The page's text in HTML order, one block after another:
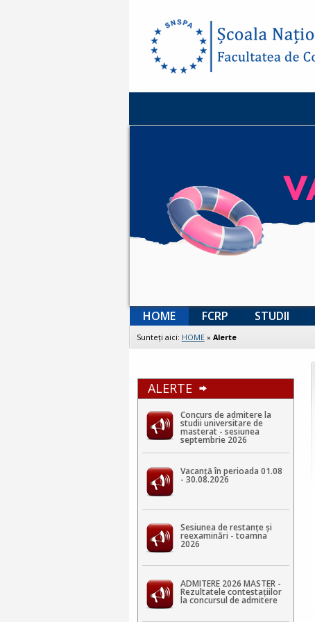
HOME FCRP STUDII
Sunteţi aici: HOME» Alerte
ALERTE
Concurs de admitere la
studii universitare de
masterat - sesiunea
septembrie 2026
Vacanță în perioada 01.08
- 30.08.2026
Sesiunea de restanțe și
reexaminări - toamna
2026
ADMITERE 2026 MASTER -
Rezultatele contestaţiilor
la concursul de admitere